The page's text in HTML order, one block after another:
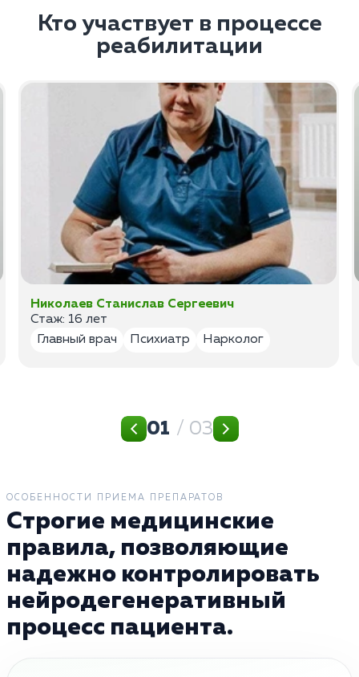
Кто участвует в процессе
реабилитации
Николаев Станислав Сергеевич
Стаж: 16 лет
Главный врач
Психиатр Нарколог
01 / 03
ОСОБЕННОСТИ ПРИЕМА ПРЕПАРАТОВ
Строгие медицинские
правила, позволяющие
надежно контролировать
нейродегенеративный
процесс пациента.